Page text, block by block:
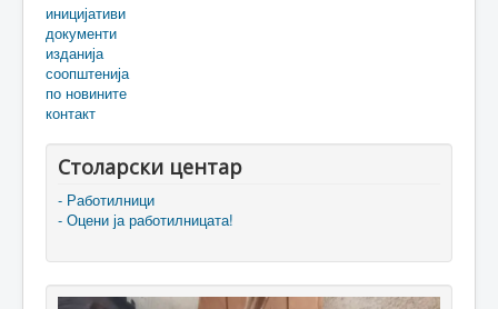
иницијативи
документи
изданија
соопштенија
по новините
контакт
Столарски центар
- Работилници
- Оцени ја работилницата!